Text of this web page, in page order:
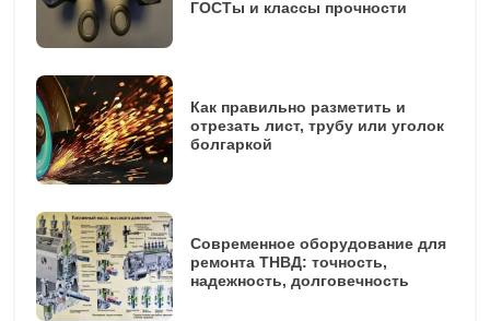
ГОСТы и классы прочности
Как правильно разметить и
отрезать лист, трубу или уголок
болгаркой
Современное оборудование для
ремонта ТНВД: точность,
надежность, долговечность